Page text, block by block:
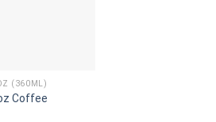
(360ML)
Coffee